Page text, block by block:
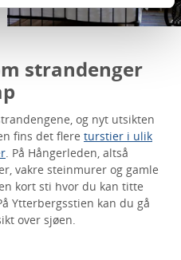
strandenger
og nyt utsikten
fins det flere turstier i ulik
. På Hångerleden, altså
vakre steinmurer og gamle
kort sti hvor du kan titte
Ytterbergsstien kan du gå
over sjøen.